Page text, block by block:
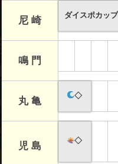
尼 崎 ダイスポカップ
鳴 門
丸 亀 ◇
児 島 ◇